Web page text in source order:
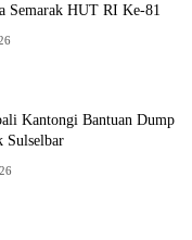
Semarak HUT RI Ke-81
Kantongi Bantuan Dump
Sulselbar